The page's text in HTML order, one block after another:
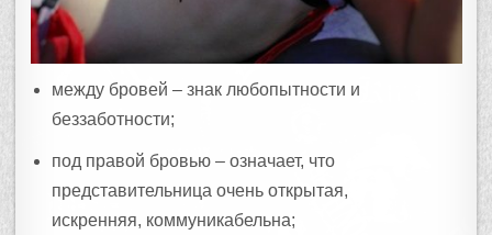
между бровей – знак любопытности и
беззаботности;
под правой бровью – означает, что
представительница очень открытая,
искренняя, коммуникабельна;